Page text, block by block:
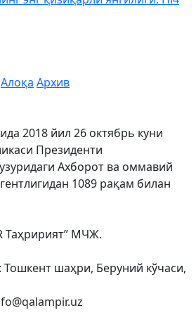
Алоқа Архив
2018 йил 26 октябрь куни
Президенти
Ахборот ва оммавий
1089 рақам билан
Таҳририят” МЧЖ.
шаҳри, Беруний кўчаси,